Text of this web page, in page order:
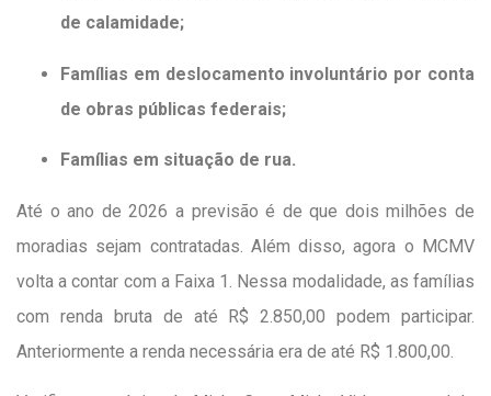
de calamidade;
Famílias em deslocamento involuntário por conta
de obras públicas federais;
Famílias em situação de rua.
Até o ano de 2026 a previsão é de que dois milhões de
moradias sejam contratadas. Além disso, agora o MCMV
volta a contar com a Faixa 1. Nessa modalidade, as famílias
com renda bruta de até R$ 2.850,00 podem participar.
Anteriormente a renda necessária era de até R$ 1.800,00.